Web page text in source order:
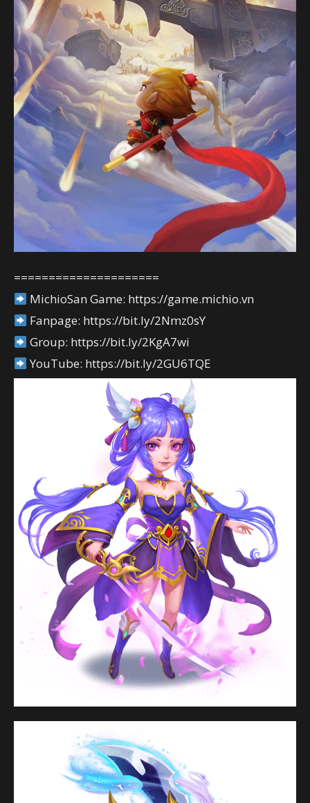
=====================
MichioSan Game: https://game.michio.vn
Fanpage: https://bit.ly/2Nmz0sY
Group: https://bit.ly/2KgA7wi
YouTube: https://bit.ly/2GU6TQE